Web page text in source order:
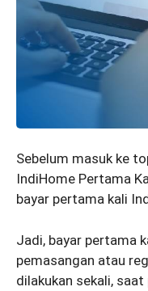
Sebelum masuk ke
IndiHome Pertama
bayar pertama kali
Jadi, bayar pertama
pemasangan atau
dilakukan sekali,